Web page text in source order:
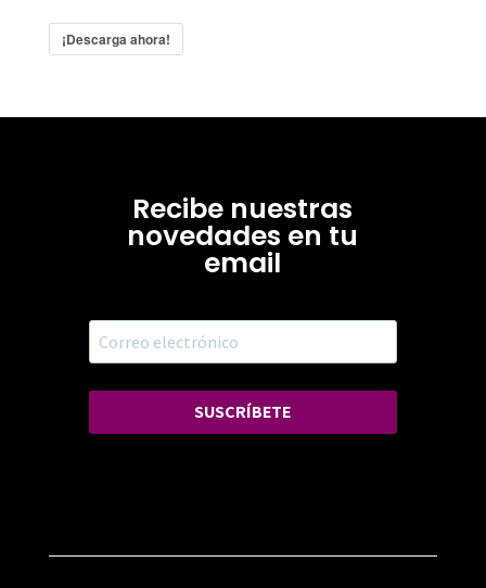
¡Descarga ahora!
Recibe nuestras
novedades en tu
email
SUSCRÍBETE